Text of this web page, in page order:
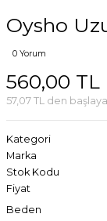
Oysho
0 Yorum
560,00 TL
57,07 TL den
Kategori
Marka
Stok Kodu
Fiyat
Beden